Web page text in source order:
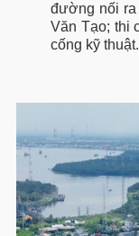
đường nối
Văn Tạo; thi
cống kỹ